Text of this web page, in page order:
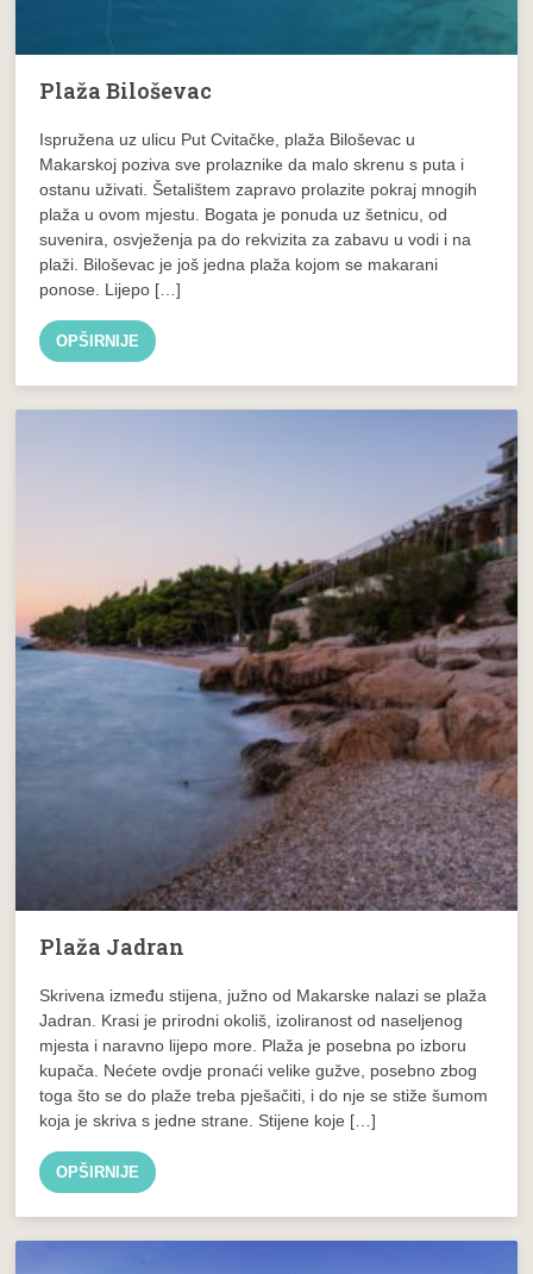
Plaža Biloševac
Ispružena uz ulicu Put Cvitačke, plaža Biloševac u
Makarskoj poziva sve prolaznike da malo skrenu s puta i
ostanu uživati. Šetalištem zapravo prolazite pokraj mnogih
plaža u ovom mjestu. Bogata je ponuda uz šetnicu, od
suvenira, osvježenja pa do rekvizita za zabavu u vodi i na
plaži. Biloševac je još jedna plaža kojom se makarani
ponose. Lijepo […]
OPŠIRNIJE
Plaža Jadran
Skrivena između stijena, južno od Makarske nalazi se plaža
Jadran. Krasi je prirodni okoliš, izoliranost od naseljenog
mjesta i naravno lijepo more. Plaža je posebna po izboru
kupača. Nećete ovdje pronaći velike gužve, posebno zbog
toga što se do plaže treba pješačiti, i do nje se stiže šumom
koja je skriva s jedne strane. Stijene koje […]
OPŠIRNIJE